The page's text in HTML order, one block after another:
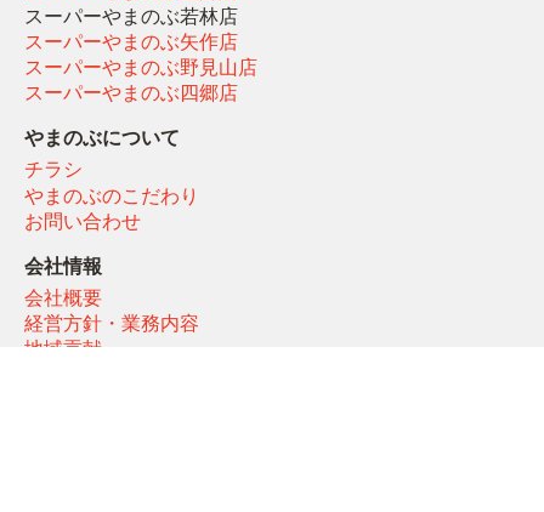
スーパーやまのぶ若林店
スーパーやまのぶ矢作店
スーパーやまのぶ野見山店
スーパーやまのぶ四郷店
やまのぶについて
チラシ
やまのぶのこだわり
お問い合わせ
会社情報
会社概要
経営方針・業務内容
地域貢献